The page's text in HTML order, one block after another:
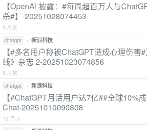
【OpenAI 披露：#每周超百万人与
杀#】-20251028074453
9 月前
chatgpt • 新浪科技
【#多名用户称被ChatGPT造成心理伤害
线》杂志 2-20251023074856
9 月前
chatgpt • 新浪科技
【#ChatGPT月活用户达7亿##全球10%
Chat-20251010090808
10 月前